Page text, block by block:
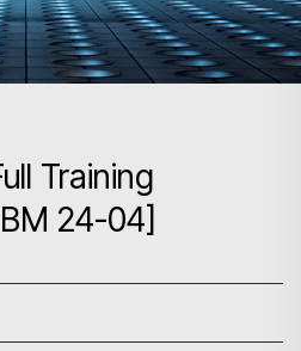
Training
24-04]